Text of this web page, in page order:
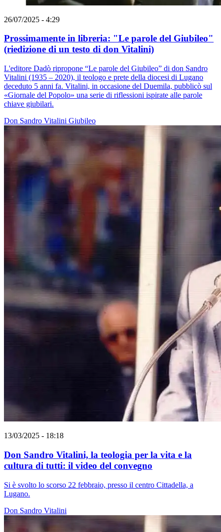
26/07/2025 - 4:29
Prossimamente in libreria: "Le parole del Giubileo"
(riedizione di un testo di don Vitalini)
L'editore Dadò ripropone “Le parole del Giubileo” di don Sandro
Vitalini (1935 – 2020), il teologo e prete della diocesi di Lugano
deceduto 5 anni fa. Vitalini, in occasione del Duemila, pubblicò sul
«Giornale del Popolo» una serie di riflessioni ispirate alle parole
chiave giubilari.
Don Sandro Vitalini Giubileo
13/03/2025 - 18:18
Don Sandro Vitalini, la teologia per la vita e la
cultura di tutti: il video del convegno
Si è svolto lo scorso 22 febbraio, presso il centro Cittadella, a
Lugano.
Don Sandro Vitalini